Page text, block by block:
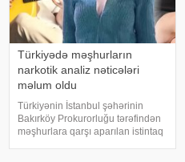
Türkiyədə məşhurların
narkotik analiz nəticələri
məlum oldu
Türkiyənin İstanbul şəhərinin
Bakırköy Prokurorluğu tərəfindən
məşhurlara qarşı aparılan istintaq